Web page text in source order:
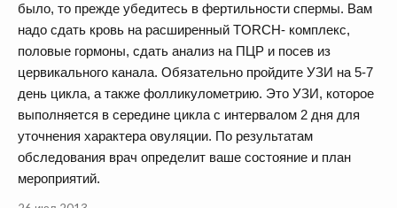
было, то прежде убедитесь в фертильности спермы. Вам
надо сдать кровь на расширенный TORCH- комплекс,
половые гормоны, сдать анализ на ПЦР и посев из
цервикального канала. Обязательно пройдите УЗИ на 5-7
день цикла, а также фолликулометрию. Это УЗИ, которое
выполняется в середине цикла с интервалом 2 дня для
уточнения характера овуляции. По результатам
обследования врач определит ваше состояние и план
мероприятий.